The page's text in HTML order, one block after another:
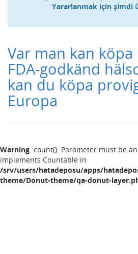
Yararlanmak için şimdi
Var man kan
FDA-godkänd
kan du köpa
Europa
Warning: count(): Parameter must be
implements Countable in
/srv/users/hatadeposu/apps/
theme/Donut-theme/qa-donut-